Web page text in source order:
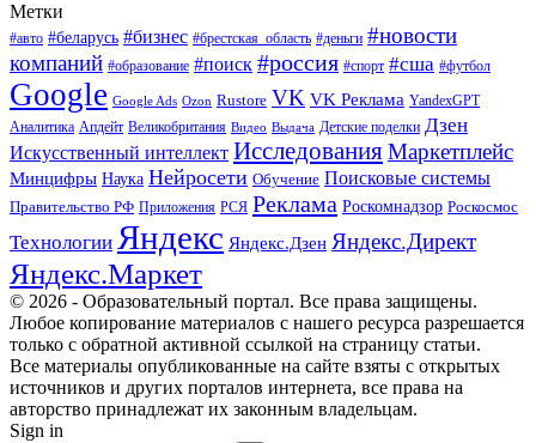
Метки
#авто #беларусь #бизнес #брестская_область #деньги #новости
компаний #образование #поиск #россия #спорт #сша #футбол
Google Google Ads Ozon Rustore VK VK Реклама YandexGPT
Аналитика Апдейт Великобритания Видео Выдача Детские поделки Дзен
Искусственный интеллект ИсследованияМаркетплейс
Минцифры Наука Нейросети Обучение Поисковые системы
Правительство РФ Приложения РСЯ Реклама Роскомнадзор Роскосмос
Технологии Яндекс Яндекс.Дзен Яндекс.Директ
Яндекс.Маркет
© 2026 - Образовательный портал. Все права защищены.
Любое копирование материалов с нашего ресурса разрешается
только с обратной активной ссылкой на страницу статьи.
Все материалы опубликованные на сайте взяты с открытых
источников и других порталов интернета, все права на
авторство принадлежат их законным владельцам.
Sign in